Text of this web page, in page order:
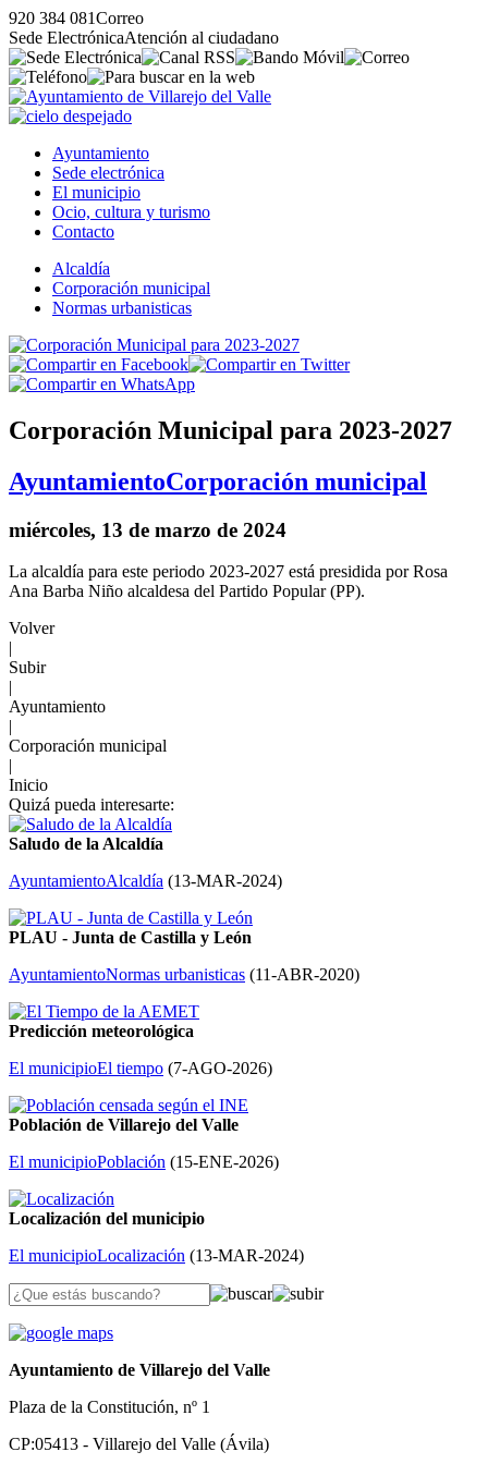
920 384 081Correo
Sede ElectrónicaAtención al ciudadano
Ayuntamiento
Sede electrónica
El municipio
Ocio, cultura y turismo
Contacto
Alcaldía
Corporación municipal
Normas urbanisticas
Corporación Municipal para 2023-2027
AyuntamientoCorporación municipal
miércoles, 13 de marzo de 2024
La alcaldía para este periodo 2023-2027 está presidida por Rosa
Ana Barba Niño alcaldesa del Partido Popular (PP).
Volver
|
Subir
|
Ayuntamiento
|
Corporación municipal
|
Inicio
Quizá pueda interesarte:
Saludo de la Alcaldía
AyuntamientoAlcaldía (13-MAR-2024)
PLAU - Junta de Castilla y León
AyuntamientoNormas urbanisticas (11-ABR-2020)
Predicción meteorológica
El municipioEl tiempo (7-AGO-2026)
Población de Villarejo del Valle
El municipioPoblación (15-ENE-2026)
Localización del municipio
El municipioLocalización (13-MAR-2024)
Ayuntamiento de Villarejo del Valle
Plaza de la Constitución, nº 1
CP:05413 - Villarejo del Valle (Ávila)